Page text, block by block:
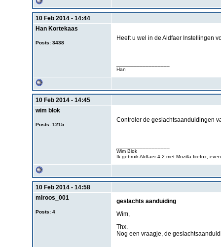
10 Feb 2014 - 14:44
Han Kortekaas
Posts: 3438
Heeft u wel in de Aldfaer Instellingen
Han
10 Feb 2014 - 14:45
wim blok
Posts: 1215
Controler de geslachtsaanduidingen
Wim Blok
Ik gebruik Aldfaer 4.2 met Mozilla firefox,
10 Feb 2014 - 14:58
miroos_001
Posts: 4
geslachts aanduiding
Wim,
Thx.
Nog een vraagje, de